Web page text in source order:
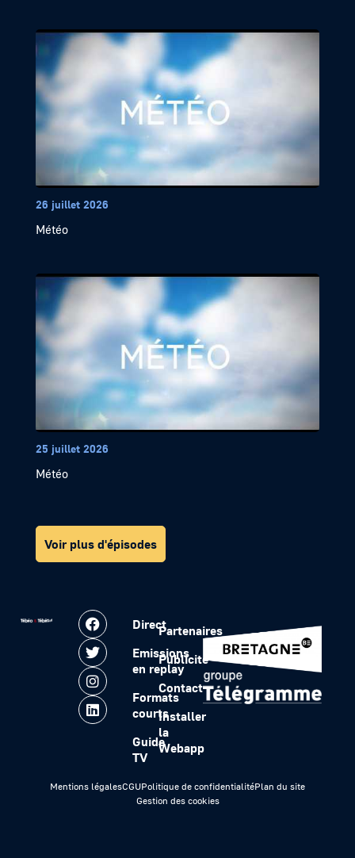
26 juillet 2026
Météo
25 juillet 2026
Météo
Voir plus d'épisodes
Direct
Emissions
en replay
Formats
courts
Guide
TV
Partenaires
Publicité
Contact
Installer
la
Webapp
Mentions légalesCGUPolitique de confidentialitéPlan du site
Gestion des cookies